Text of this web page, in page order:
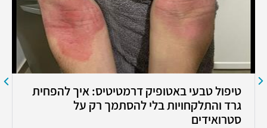
טיפול טבעי באטופיק דרמטיטיס: איך להפחית
גרד והתלקחויות בלי להסתמך רק על
סטרואידים